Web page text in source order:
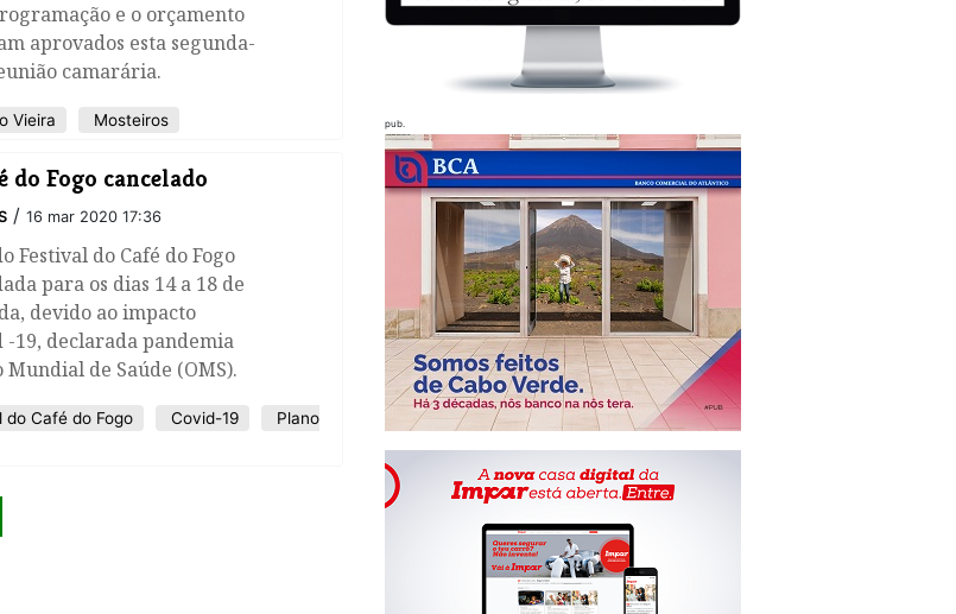
e o orçamento
aprovados esta segunda-
camarária.
Vieira Mosteiros
do Fogo cancelado
/ 16 mar 2020 17:36
Festival do Café do Fogo
para os dias 14 a 18 de
devido ao impacto
19, declarada pandemia
de Saúde (OMS).
do Café do Fogo Covid-19
Plano
pub.